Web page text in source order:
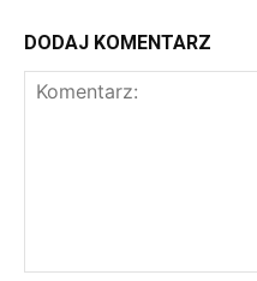
DODAJ KOMENTARZ